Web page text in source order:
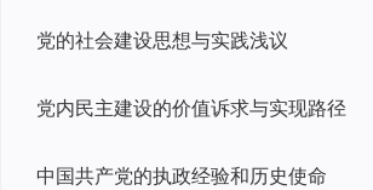
党的社会建设思想与实践浅议
党内民主建设的价值诉求与实现路径
中国共产党的执政经验和历史使命